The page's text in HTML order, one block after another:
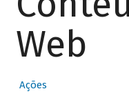
Web
Ações